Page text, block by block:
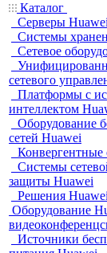
Каталог
Серверы Huawei
Системы
Сетевое
сетевого
Платформы с
интеллектом
Оборудование
сетей Huawei
Конвергентные
Системы
защиты Huawei
Решения Huawei
Оборудование
Источники